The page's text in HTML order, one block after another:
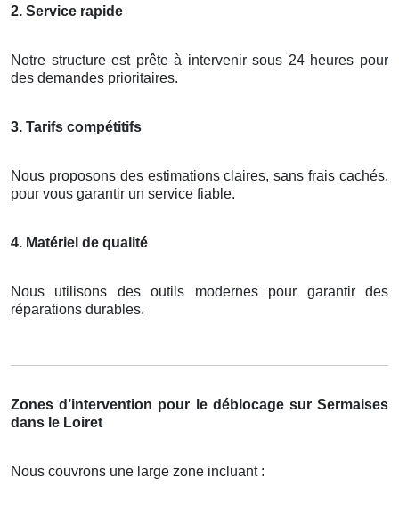
2. Service rapide
Notre structure est prête à intervenir sous 24 heures pour
des demandes prioritaires.
3. Tarifs compétitifs
Nous proposons des estimations claires, sans frais cachés,
pour vous garantir un service fiable.
4. Matériel de qualité
Nous utilisons des outils modernes pour garantir des
réparations durables.
Zones d’intervention pour le déblocage sur Sermaises
dans le Loiret
Nous couvrons une large zone incluant :